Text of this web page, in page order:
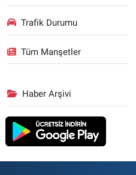
Trafik Durumu
Tüm Manşetler
Haber Arşivi